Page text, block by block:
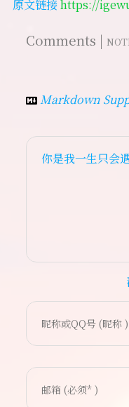
原文链接https://
Comments |
Markdown
你是我一生只会